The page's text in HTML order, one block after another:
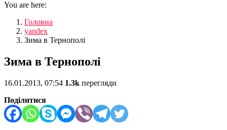
You are here:
Головна
yandex
Зима в Тернополі
Зима в Тернополі
16.01.2013, 07:54 1.3k перегляди
Поділитися